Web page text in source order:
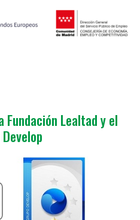
Fundación Lealtad y el